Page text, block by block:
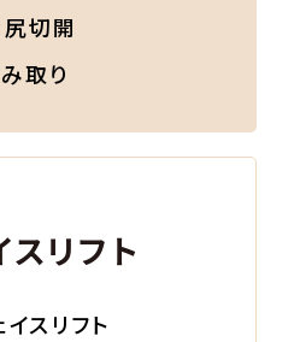
切開
取り
スリフト
スリフト